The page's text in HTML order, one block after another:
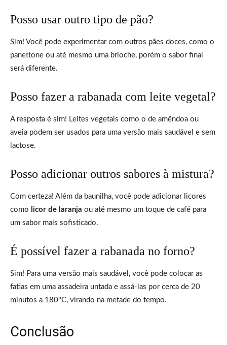
Posso usar outro tipo de pão?
Sim! Você pode experimentar com outros pães doces, como o
panettone ou até mesmo uma brioche, porém o sabor final
será diferente.
Posso fazer a rabanada com leite vegetal?
A resposta é sim! Leites vegetais como o de amêndoa ou
aveia podem ser usados para uma versão mais saudável e sem
lactose.
Posso adicionar outros sabores à mistura?
Com certeza! Além da baunilha, você pode adicionar licores
como licor de laranja ou até mesmo um toque de café para
um sabor mais sofisticado.
É possível fazer a rabanada no forno?
Sim! Para uma versão mais saudável, você pode colocar as
fatias em uma assadeira untada e assá-las por cerca de 20
minutos a 180°C, virando na metade do tempo.
Conclusão